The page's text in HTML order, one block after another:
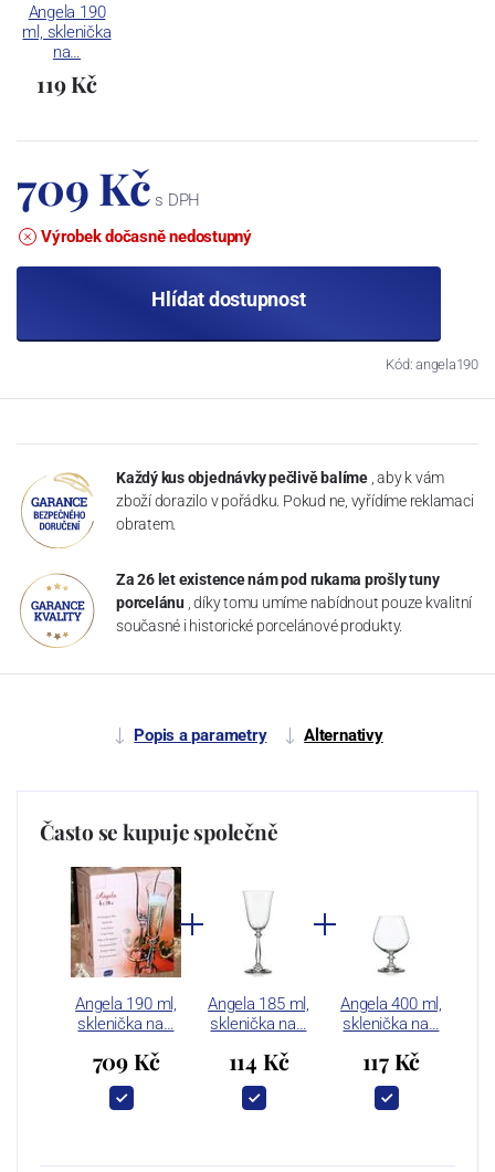
Angela 190
ml, sklenička
na…
119 Kč
709 Kč s DPH
Výrobek dočasně nedostupný
Hlídat dostupnost
Kód: angela190
Každý kus objednávky pečlivě balíme , aby k vám
zboží dorazilo v pořádku. Pokud ne, vyřídíme reklamaci
obratem.
Za 26 let existence nám pod rukama prošly tuny
porcelánu , díky tomu umíme nabídnout pouze kvalitní
současné i historické porcelánové produkty.
Popis a parametry Alternativy
Často se kupuje společně
Angela 190 ml,
sklenička na…
709 Kč
Angela 185 ml,
sklenička na…
114 Kč
Angela 400 ml,
sklenička na…
117 Kč